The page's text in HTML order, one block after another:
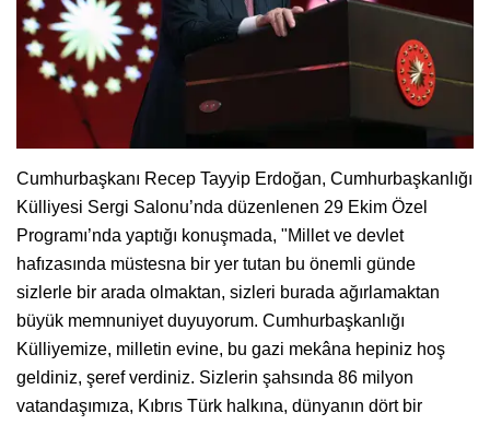
Cumhurbaşkanı Recep Tayyip Erdoğan, Cumhurbaşkanlığı
Külliyesi Sergi Salonu’nda düzenlenen 29 Ekim Özel
Programı’nda yaptığı konuşmada, "Millet ve devlet
hafızasında müstesna bir yer tutan bu önemli günde
sizlerle bir arada olmaktan, sizleri burada ağırlamaktan
büyük memnuniyet duyuyorum. Cumhurbaşkanlığı
Külliyemize, milletin evine, bu gazi mekâna hepiniz hoş
geldiniz, şeref verdiniz. Sizlerin şahsında 86 milyon
vatandaşımıza, Kıbrıs Türk halkına, dünyanın dört bir